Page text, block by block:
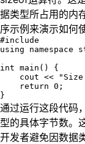
据类型所占用的内
序示例来演示如何
#include
using namespace
int main() {
cout << "Size
return 0;
}
通过运行这段代码
型的具体字节数。
开发者避免因数据